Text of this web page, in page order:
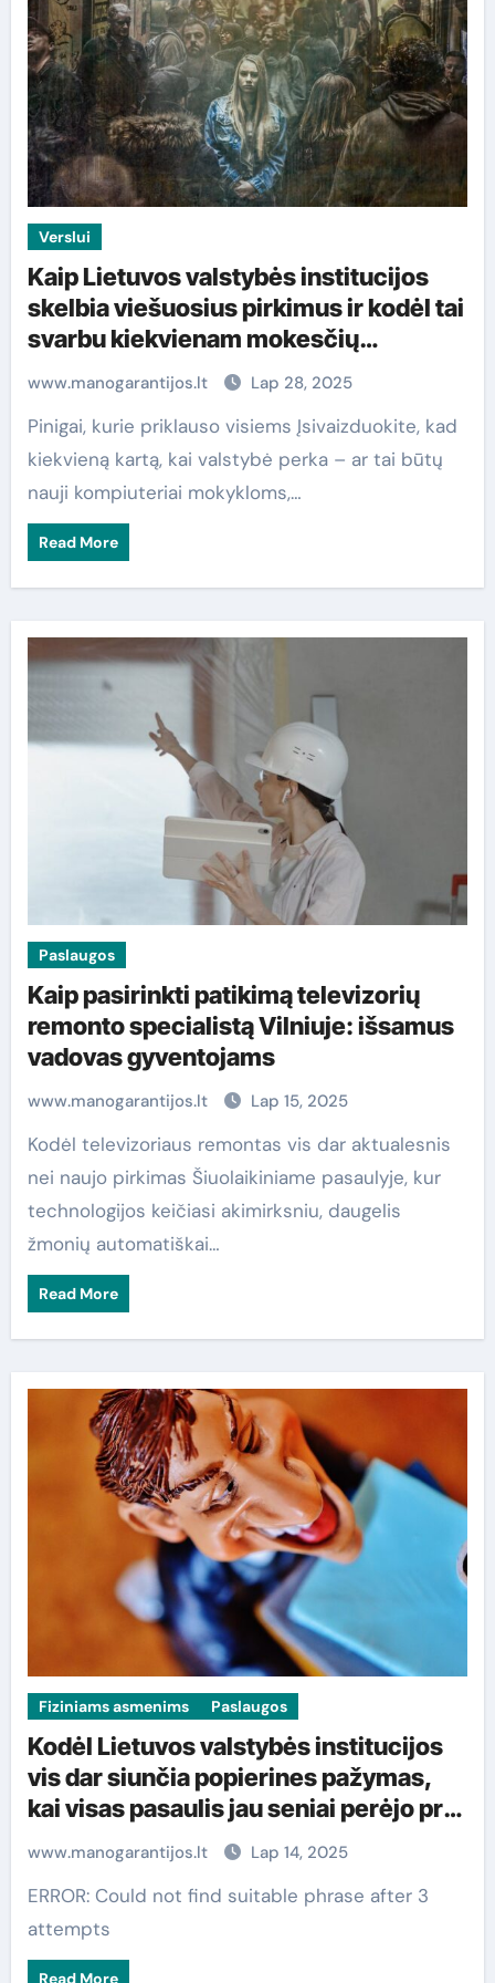
Verslui
Kaip Lietuvos valstybės institucijos
skelbia viešuosius pirkimus ir kodėl tai
svarbu kiekvienam mokesčių
www.manogarantijos.lt Lap 28, 2025
Pinigai, kurie priklauso visiems Įsivaizduokite, kad
kiekvieną kartą, kai valstybė perka – ar tai būtų
nauji kompiuteriai mokykloms,…
Read More
Paslaugos
Kaip pasirinkti patikimą televizorių
remonto specialistą Vilniuje: išsamus
vadovas gyventojams
www.manogarantijos.lt Lap 15, 2025
Kodėl televizoriaus remontas vis dar aktualesnis
nei naujo pirkimas Šiuolaikiniame pasaulyje, kur
technologijos keičiasi akimirksniu, daugelis
žmonių automatiškai…
Read More
Fiziniams asmenims Paslaugos
Kodėl Lietuvos valstybės institucijos
vis dar siunčia popierines pažymas,
kai visas pasaulis jau seniai perėjo prie
skaitmeninių sprendimų
www.manogarantijos.lt Lap 14, 2025
ERROR: Could not find suitable phrase after 3
attempts
Read More